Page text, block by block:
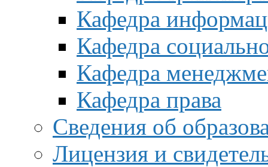
Кафедра
Кафедра
Кафедра
Кафедра права
Сведения об
Лицензия и